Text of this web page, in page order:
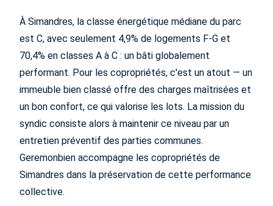
À Simandres, la classe énergétique médiane du parc
est C, avec seulement 4,9% de logements F-G et
70,4% en classes A à C : un bâti globalement
performant. Pour les copropriétés, c'est un atout — un
immeuble bien classé offre des charges maîtrisées et
un bon confort, ce qui valorise les lots. La mission du
syndic consiste alors à maintenir ce niveau par un
entretien préventif des parties communes.
Geremonbien accompagne les copropriétés de
Simandres dans la préservation de cette performance
collective.